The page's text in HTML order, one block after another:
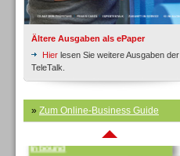
Ältere Ausgaben als ePaper
Hier lesen Sie weitere Ausgaben der
TeleTalk.
» Zum Online-Business Guide
Inbound